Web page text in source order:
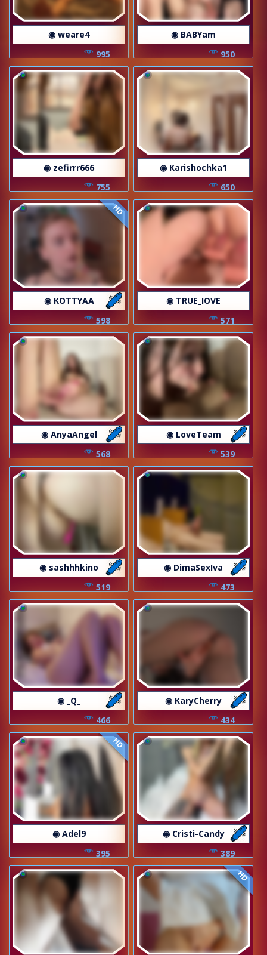
◉ weare4
995
◉ BABYam
950
◉ zefirrr666
755
◉ Karishochka1
650
HD
◉ KOTTYAA
598
◉ TRUE_IOVE
571
◉ AnyaAngel
568
◉ LoveTeam
539
◉ sashhhkino
519
◉ DimaSexIva
473
◉ _Q_
466
◉ KaryCherry
434
HD
◉ Adel9
395
◉ Cristi-Candy
389
HD